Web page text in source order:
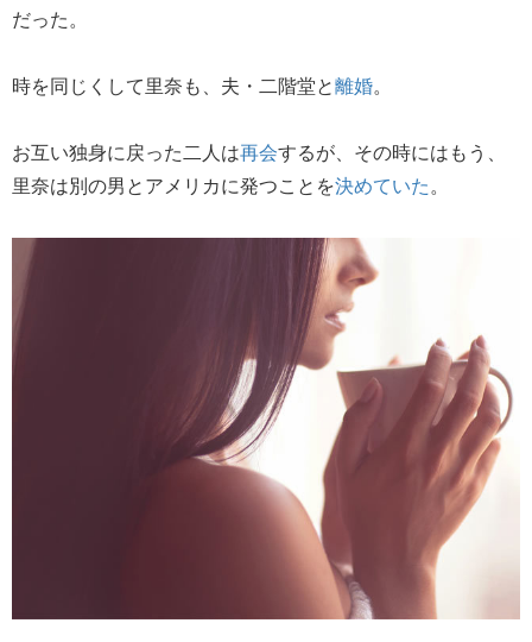
だった。
時を同じくして里奈も、夫・二階堂と離婚。
お互い独身に戻った二人は再会するが、その時にはもう、
里奈は別の男とアメリカに発つことを決めていた。